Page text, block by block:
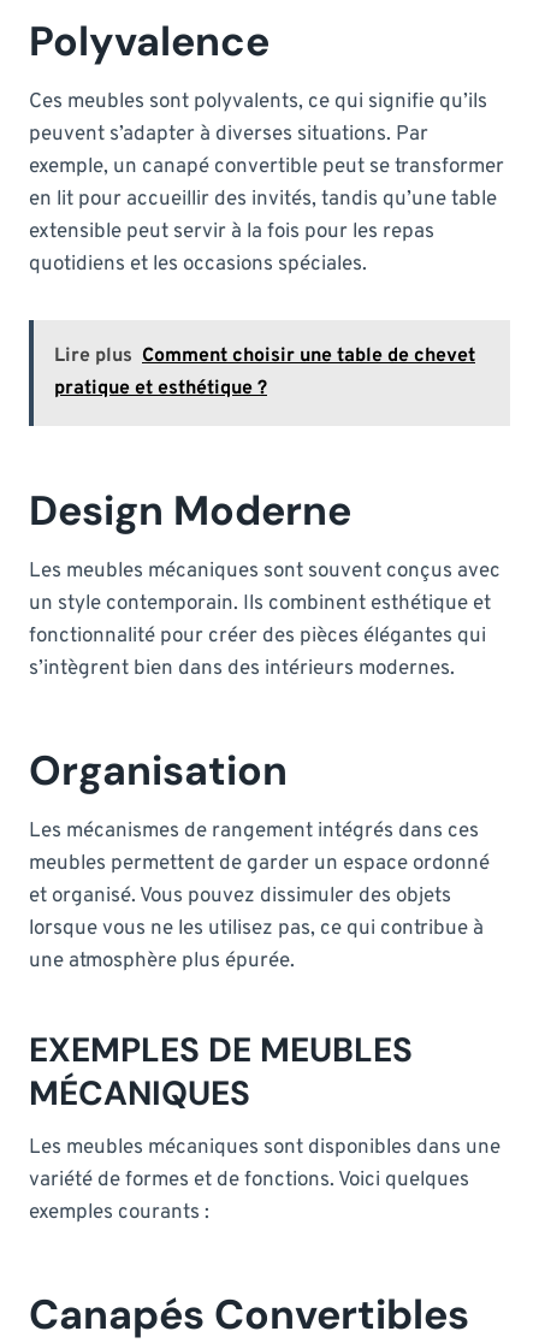
Polyvalence
Ces meubles sont polyvalents, ce qui signifie qu’ils
peuvent s’adapter à diverses situations. Par
exemple, un canapé convertible peut se transformer
en lit pour accueillir des invités, tandis qu’une table
extensible peut servir à la fois pour les repas
quotidiens et les occasions spéciales.
Lire plus Comment choisir une table de chevet
pratique et esthétique ?
Design Moderne
Les meubles mécaniques sont souvent conçus avec
un style contemporain. Ils combinent esthétique et
fonctionnalité pour créer des pièces élégantes qui
s’intègrent bien dans des intérieurs modernes.
Organisation
Les mécanismes de rangement intégrés dans ces
meubles permettent de garder un espace ordonné
et organisé. Vous pouvez dissimuler des objets
lorsque vous ne les utilisez pas, ce qui contribue à
une atmosphère plus épurée.
EXEMPLES DE MEUBLES
MÉCANIQUES
Les meubles mécaniques sont disponibles dans une
variété de formes et de fonctions. Voici quelques
exemples courants :
Canapés Convertibles